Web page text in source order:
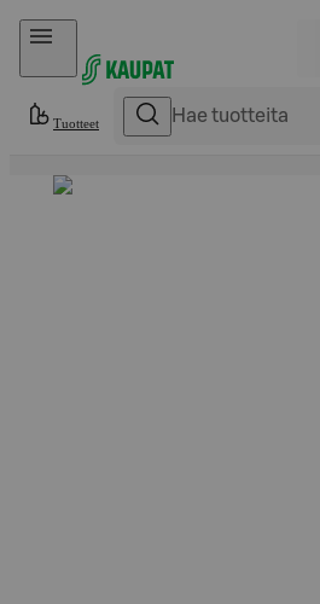
Hyppää sisältöön
Tuotteet